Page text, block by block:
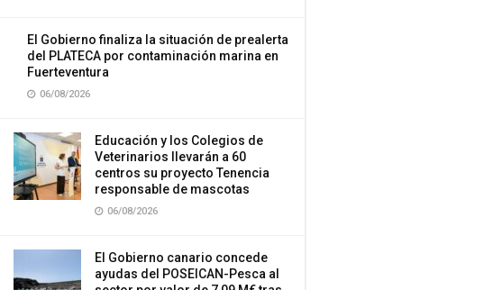
El Gobierno finaliza la situación de prealerta
del PLATECA por contaminación marina en
Fuerteventura
06/08/2026
Educación y los Colegios de
Veterinarios llevarán a 60
centros su proyecto Tenencia
responsable de mascotas
06/08/2026
El Gobierno canario concede
ayudas del POSEICAN-Pesca al